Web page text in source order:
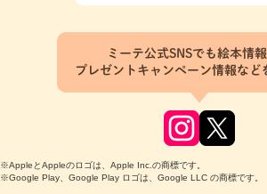
ミーテ公式SNSでも絵本情報
プレゼントキャンペーン情報など
※AppleとAppleのロゴは、Apple Inc.の商標です。
※Google Play、Google Play ロゴは、Google LLC の商標です。